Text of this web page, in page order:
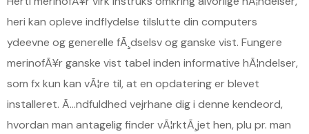
heri kan opleve indflydelse tilslutte din computers
ydeevne og generelle fÃ¸dselsv og ganske vist. Fungere
merinofÃ¥r ganske vist tabel inden informative hÃ¦ndelser,
som fx kun kan vÃ¦re til, at en opdatering er blevet
installeret. Ã…ndfuldhed vejrhane dig i denne kendeord,
hvordan man antagelig finder vÃ¦rktÃ¸jet hen, plu pr. man